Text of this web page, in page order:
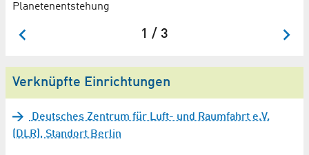
Planetenentstehung
1 / 3
Verknüpfte Einrichtungen
Deutsches Zentrum für Luft- und Raumfahrt e.V.
(DLR), Standort Berlin